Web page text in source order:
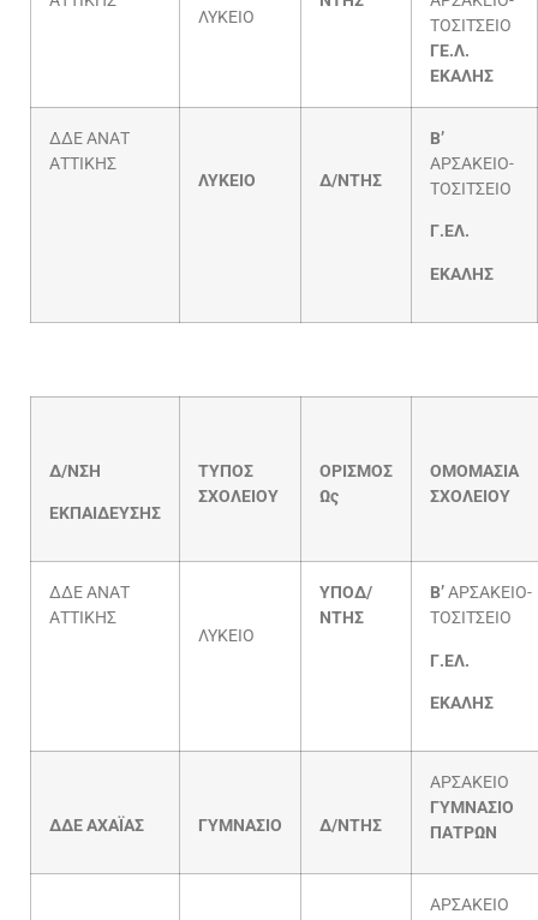
ΛΥΚΕΙΟ
ΤΟΣΙΤΣΕΙΟ
ΓΕ.Λ.
ΕΚΑΛΗΣ
ΔΔΕ ΑΝΑΤ
ΑΤΤΙΚΗΣ
ΛΥΚΕΙΟ
Δ/ΝΤΗΣ
Β’
ΑΡΣΑΚΕΙΟ-
ΤΟΣΙΤΣΕΙΟ
Γ.ΕΛ.
ΕΚΑΛΗΣ
Δ/ΝΣΗ
ΕΚΠΑΙΔΕΥΣΗΣ
ΤΥΠΟΣ
ΣΧΟΛΕΙΟΥ
ΟΡΙΣΜΟΣ
Ως
ΟΜΟΜΑΣΙΑ
ΣΧΟΛΕΙΟΥ
ΔΔΕ ΑΝΑΤ
ΑΤΤΙΚΗΣ
ΛΥΚΕΙΟ
ΥΠΟΔ/
ΝΤΗΣ
Β’ΑΡΣΑΚΕΙΟ-
ΤΟΣΙΤΣΕΙΟ
Γ.ΕΛ.
ΕΚΑΛΗΣ
ΔΔΕ ΑΧΑΪΑΣ ΓΥΜΝΑΣΙΟ Δ/ΝΤΗΣ
ΑΡΣΑΚΕΙΟ
ΓΥΜΝΑΣΙΟ
ΠΑΤΡΩΝ
ΑΡΣΑΚΕΙΟ